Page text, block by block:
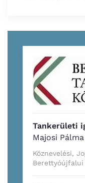
Tankerületi
Majosi Pálma
Köznevelési,